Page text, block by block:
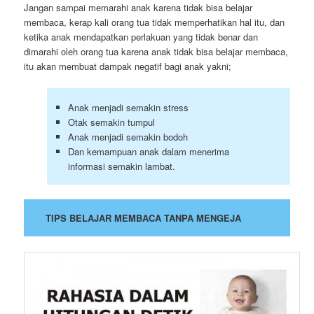
Jangan sampai memarahi anak karena tidak bisa belajar
membaca, kerap kali orang tua tidak memperhatikan hal itu, dan
ketika anak mendapatkan perlakuan yang tidak benar dan
dimarahi oleh orang tua karena anak tidak bisa belajar membaca,
itu akan membuat dampak negatif bagi anak yakni;
Anak menjadi semakin stress
Otak semakin tumpul
Anak menjadi semakin bodoh
Dan kemampuan anak dalam menerima
informasi semakin lambat.
TIPS BELAJAR MEMBACA TANPA MENGEJA